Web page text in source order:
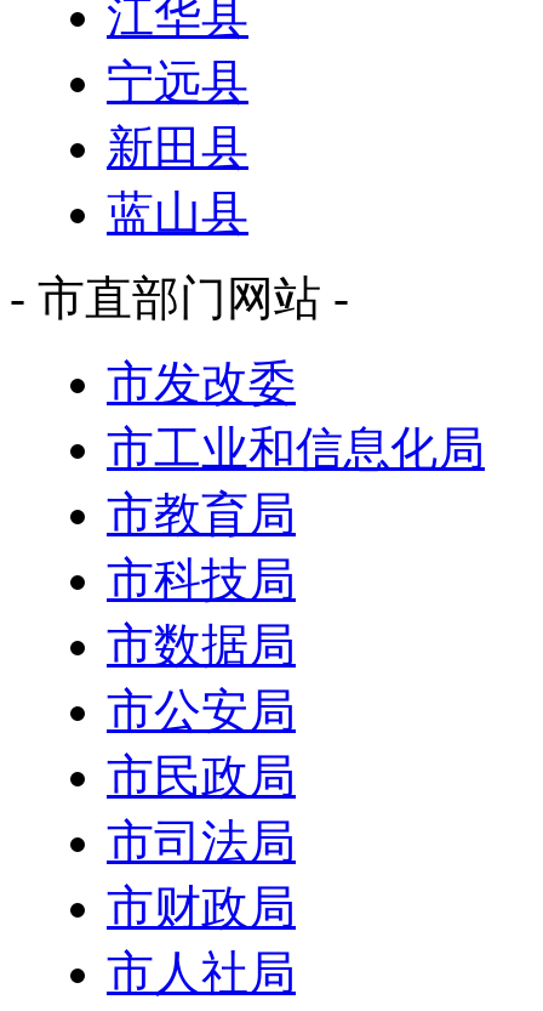
江华县
宁远县
新田县
蓝山县
- 市直部门网站 -
市发改委
市工业和信息化局
市教育局
市科技局
市数据局
市公安局
市民政局
市司法局
市财政局
市人社局